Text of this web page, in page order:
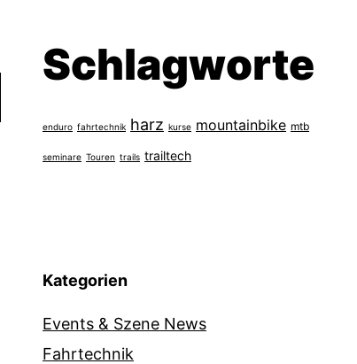
Schlagworte
enduro fahrtechnik harz kurse mountainbike mtb
seminare Touren trails trailtech
Kategorien
Events & Szene News
Fahrtechnik